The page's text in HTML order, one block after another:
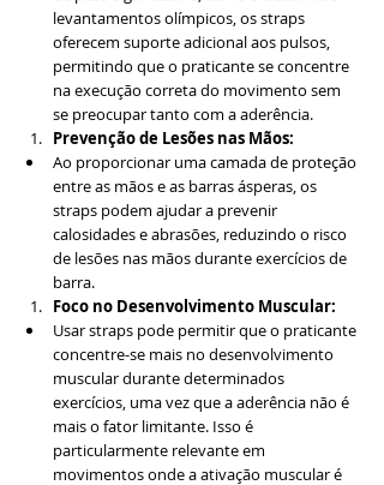
levantamentos olímpicos, os straps
oferecem suporte adicional aos pulsos,
permitindo que o praticante se concentre
na execução correta do movimento sem
se preocupar tanto com a aderência.
Prevenção de Lesões nas Mãos:
Ao proporcionar uma camada de proteção
entre as mãos e as barras ásperas, os
straps podem ajudar a prevenir
calosidades e abrasões, reduzindo o risco
de lesões nas mãos durante exercícios de
barra.
Foco no Desenvolvimento Muscular:
Usar straps pode permitir que o praticante
concentre-se mais no desenvolvimento
muscular durante determinados
exercícios, uma vez que a aderência não é
mais o fator limitante. Isso é
particularmente relevante em
movimentos onde a ativação muscular é